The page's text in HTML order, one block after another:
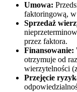
Umowa:
faktoringową, w
Sprzedaż
przez faktora.
Finansowanie:
otrzymuje od
wierzytelności
Przejęcie